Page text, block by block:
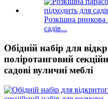
Розкішна ринкова
садів...
Обідній набір для
поліротанговий
садові вуличні меблі